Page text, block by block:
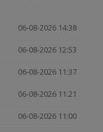
06-08-2026 14:38
06-08-2026 12:53
06-08-2026 11:37
06-08-2026 11:21
06-08-2026 11:00